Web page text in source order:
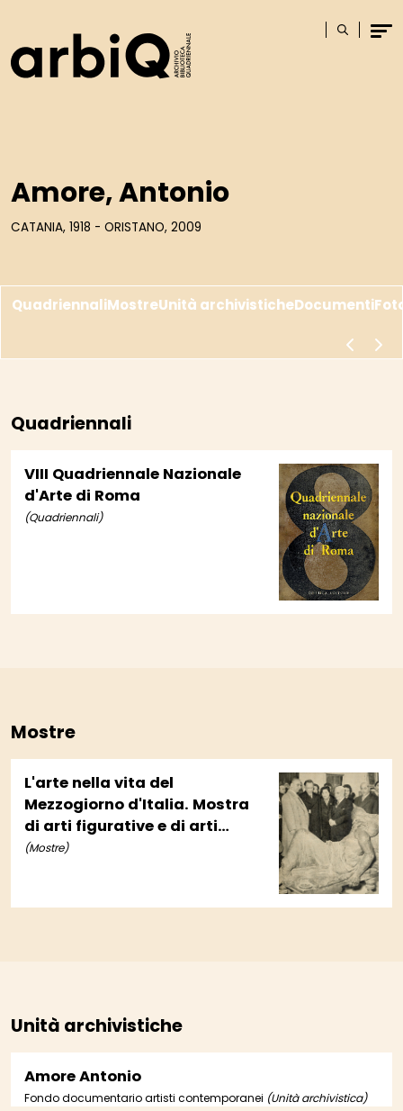
Cerca
Amore, Antonio
CATANIA, 1918 - ORISTANO, 2009
QuadriennaliMostreUnità archivisticheDocumenti
scorri a
Quadriennali
VIII Quadriennale Nazionale
d'Arte di Roma
(Quadriennali)
Mostre
L'arte nella vita del
Mezzogiorno d'Italia. Mostra
di arti figurative e di arti
applicate dell'Italia
(Mostre)
Unità archivistiche
Amore Antonio
Fondo documentario artisti contemporanei (Unità archivistica)